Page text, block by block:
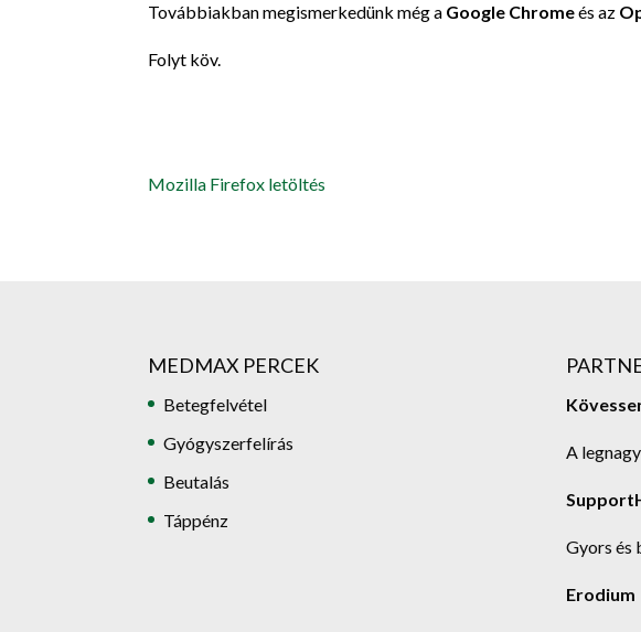
Továbbiakban megismerkedünk még a Google Chromeés az
Folyt köv.
Mozilla Firefox letöltés
MEDMAX PERCEK
Betegfelvétel
Gyógyszerfelírás
Beutalás
Táppénz
A
Gyors és
Erodium